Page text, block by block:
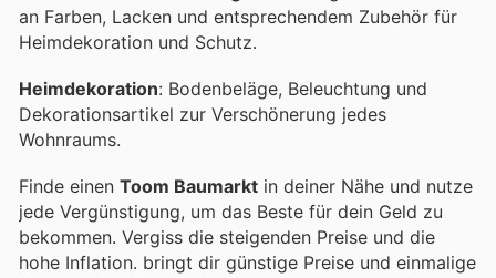
an Farben, Lacken und entsprechendem Zubehör für
Heimdekoration und Schutz.
Heimdekoration: Bodenbeläge, Beleuchtung und
Dekorationsartikel zur Verschönerung jedes
Wohnraums.
Finde einen Toom Baumarkt in deiner Nähe und nutze
jede Vergünstigung, um das Beste für dein Geld zu
bekommen. Vergiss die steigenden Preise und die
hohe Inflation. bringt dir günstige Preise und einmalige